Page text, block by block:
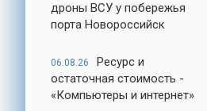
дроны ВСУ у побережья
порта Новороссийск
06.08.26
Ресурс и
остаточная стоимость -
«Компьютеры и интернет»